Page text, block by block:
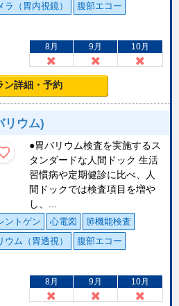
ラ（胃内視鏡）
腹部エコー
8月 9月 10月
ン詳細・予約
リウム)
●胃バリウム検査を実施するス
タンダードな人間ドック 生活
習慣病や定期健診に比べ、人
間ドックでは検査項目を増や
し、...
ントゲン 心電図
肺機能検査
ウム（胃透視）
腹部エコー
8月 9月 10月